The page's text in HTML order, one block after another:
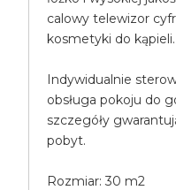
calowy telewizor
kosmetyki do kąpieli.
Indywidualnie
obsługa pokoju do
szczegóły
pobyt.
Rozmiar: 30 m2